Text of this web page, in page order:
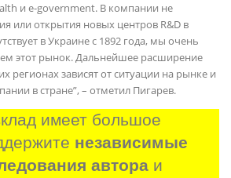
и e-government. В компании не
или открытия новых центров R&D в
в Украине с 1892 года, мы очень
этот рынок. Дальнейшее расширение
регионах зависят от ситуации на рынке и
в стране”, – отметил Пигарев.
имеет большое
независимые
автора и